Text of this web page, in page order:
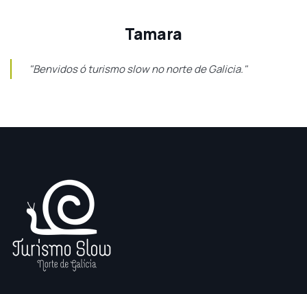
Tamara
"Benvidos ó turismo slow no norte de Galicia."